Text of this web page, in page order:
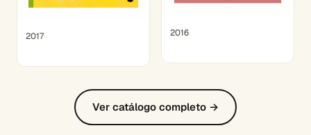
2017 2016
Ver catálogo completo →